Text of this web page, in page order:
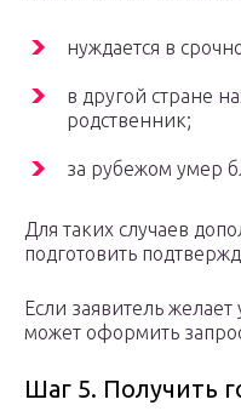
нуждается в
в другой стране
родственник;
за рубежом умер
Для таких случаев
подготовить
Если заявитель желает
может оформить
Шаг 5. Получить